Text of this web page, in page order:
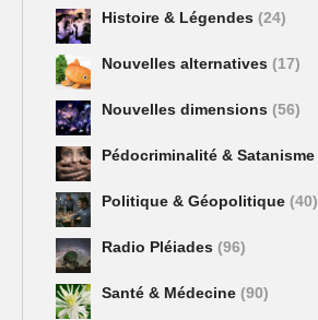
Histoire & Légendes (24)
Nouvelles alternatives (17)
Nouvelles dimensions (56)
Pédocriminalité & Satanisme
Politique & Géopolitique (40)
Radio Pléiades (96)
Santé & Médecine (90)